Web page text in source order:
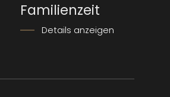
Familienzeit
Details anzeigen